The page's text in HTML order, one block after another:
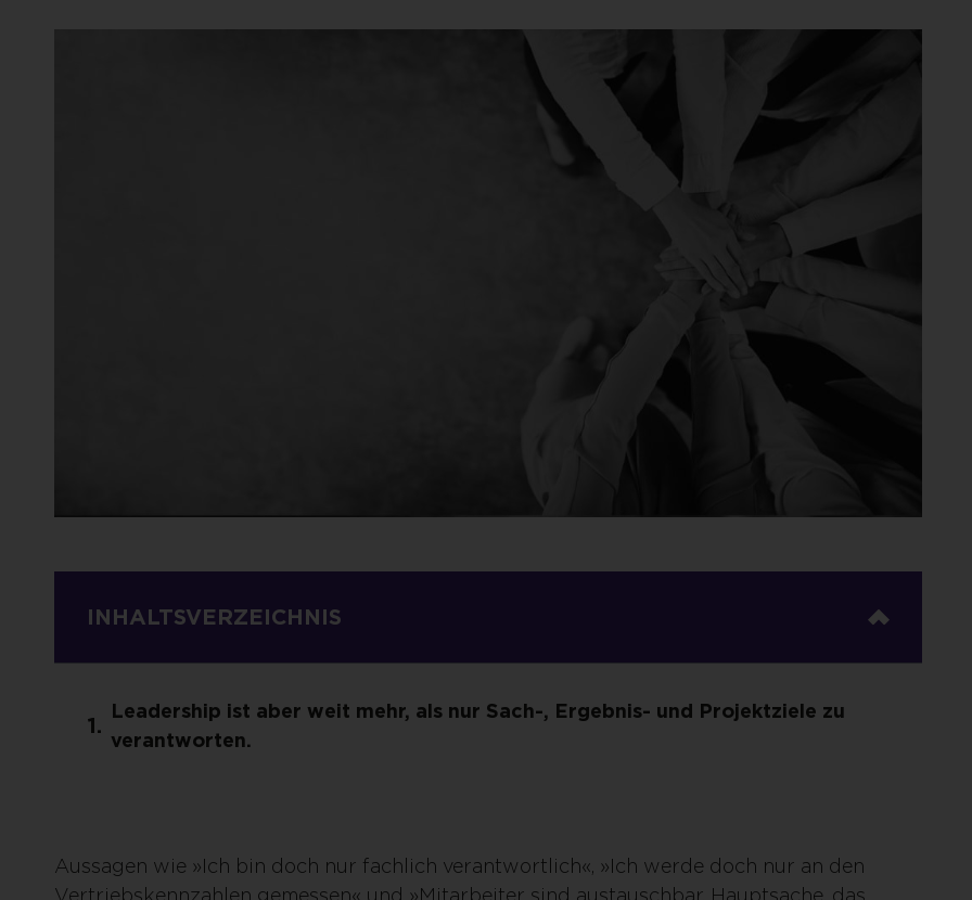
INHALTSVERZEICHNIS
Leadership ist aber weit mehr, als nur Sach-, Ergebnis- und Projektziele zu
verantworten.
Aussagen wie »Ich bin doch nur fachlich verantwortlich«, »Ich werde doch nur an den
Vertriebskennzahlen gemessen« und »Mitarbeiter sind austauschbar, Hauptsache, das